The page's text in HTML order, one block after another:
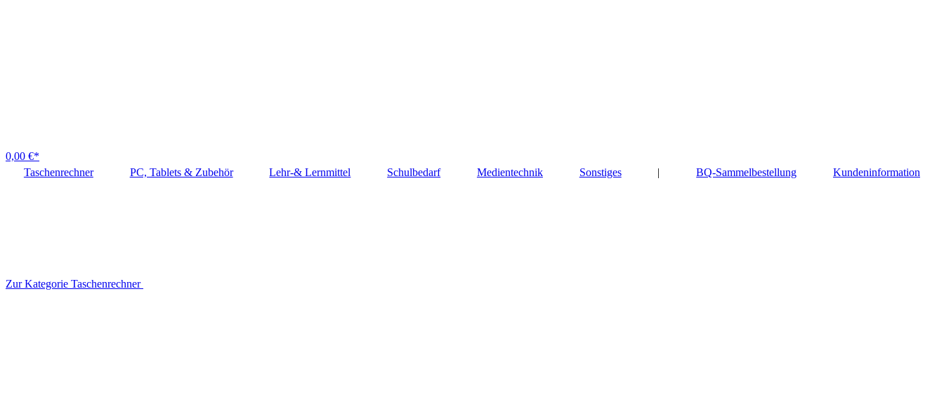
0,00 €*
Taschenrechner
PC, Tablets & Zubehör Lehr-& Lernmittel Schulbedarf Medientechnik Sonstiges | BQ-Sammelbestellung Kundeninformation
Zur Kategorie Taschenrechner